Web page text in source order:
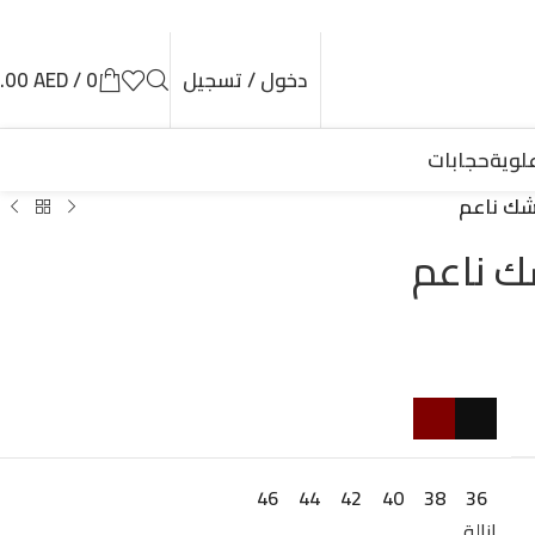
دخول / تسجيل 0
/
AED
حجابات
ناعم
ناعم
36
38
40
42
44
46